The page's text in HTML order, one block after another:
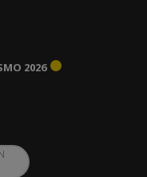
2026